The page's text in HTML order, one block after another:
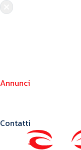
Annunci
Contatti